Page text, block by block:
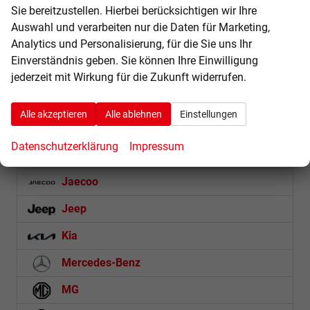
Dacia
Etrusco
Fiat
Ford
Futura
Hyundai
Jaecoo
Jeep
Kia
Mercedes-Benz
MG
Sie bereitzustellen. Hierbei berücksichtigen wir Ihre
Auswahl und verarbeiten nur die Daten für Marketing,
Analytics und Personalisierung, für die Sie uns Ihr
Einverständnis geben. Sie können Ihre Einwilligung
jederzeit mit Wirkung für die Zukunft widerrufen.
Alle akzeptieren Alle ablehnen Einstellungen
Datenschutzerklärung Impressum